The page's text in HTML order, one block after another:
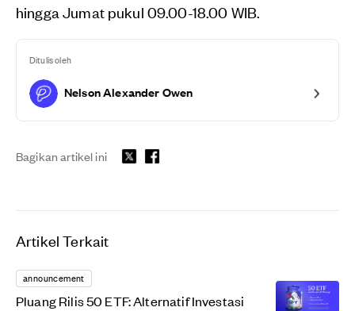
hingga Jumat pukul 09.00-18.00 WIB.
Ditulis oleh
Nelson Alexander Owen
Bagikan artikel ini
Artikel Terkait
announcement
Pluang Rilis 50 ETF: Alternatif Investasi